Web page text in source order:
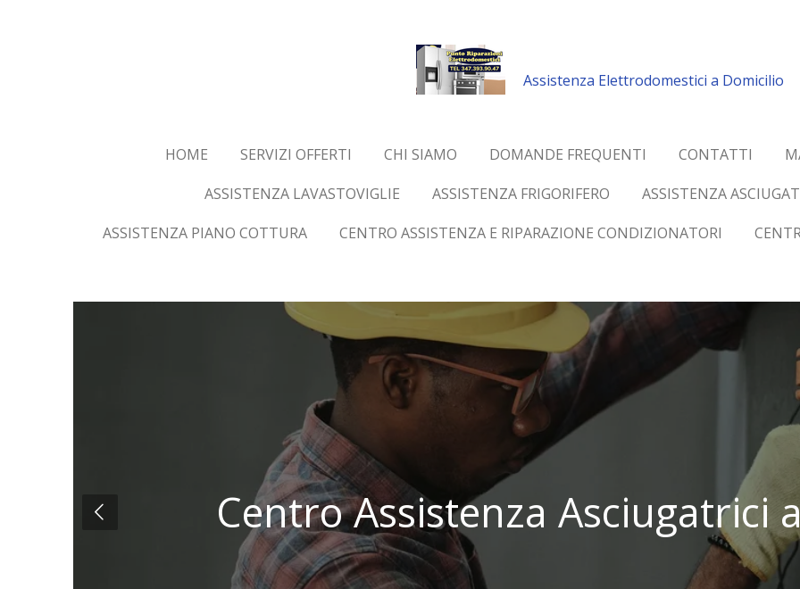
Assistenza Elettrodomestici a Domicilio
HOME SERVIZI OFFERTI CHI SIAMO DOMANDE FREQUENTI CONTATTI
ASSISTENZA LAVASTOVIGLIE
ASSISTENZA FRIGORIFERO
ASSISTENZA
ASSISTENZA PIANO COTTURA
CENTRO ASSISTENZA E RIPARAZIONE CONDIZIONATORI
Centro Assistenza Asciugatrici